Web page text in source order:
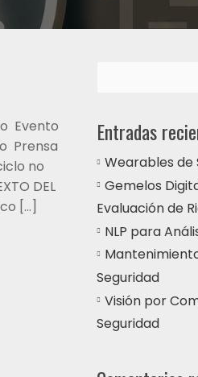
Evento
Prensa
no
DEL
[…]
Entradas
Wearables de
Gemelos
Evaluación de
NLP para
Seguridad
Visión por
Seguridad